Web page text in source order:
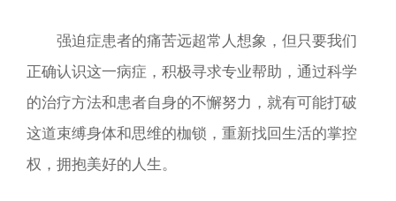
强迫症患者的痛苦远超常人想象，但只要我们
正确认识这一病症，积极寻求专业帮助，通过科学
的治疗方法和患者自身的不懈努力，就有可能打破
这道束缚身体和思维的枷锁，重新找回生活的掌控
权，拥抱美好的人生。